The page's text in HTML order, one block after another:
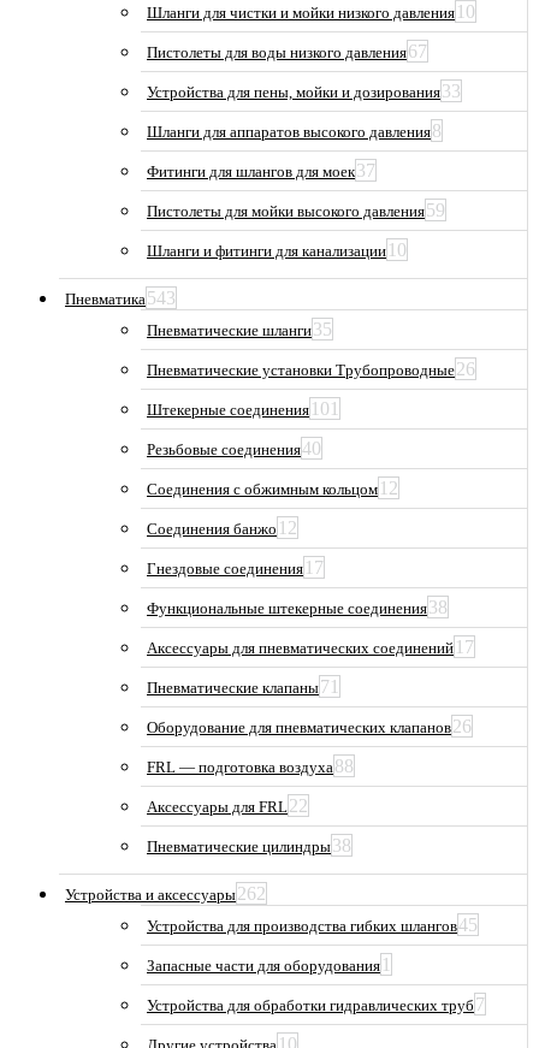
Шланги для чистки и мойки низкого давления 10
Пистолеты для воды низкого давления67
Устройства для пены, мойки и дозирования33
Шланги для аппаратов высокого давления8
Фитинги для шлангов для моек37
Пистолеты для мойки высокого давления59
Шланги и фитинги для канализации 10
Пневматика543
Пневматические шланги35
Пневматические установки Трубопроводные26
Штекерные соединения 101
Резьбовые соединения40
Соединения с обжимным кольцом 12
Соединения банжо 12
Гнездовые соединения 17
Функциональные штекерные соединения38
Аксессуары для пневматических соединений 17
Пневматические клапаны71
Оборудование для пневматических клапанов26
FRL — подготовка воздуха88
Аксессуары для FRL22
Пневматические цилиндры38
Устройства и аксессуары262
Устройства для производства гибких шлангов45
Запасные части для оборудования 1
Устройства для обработки гидравлических труб 7